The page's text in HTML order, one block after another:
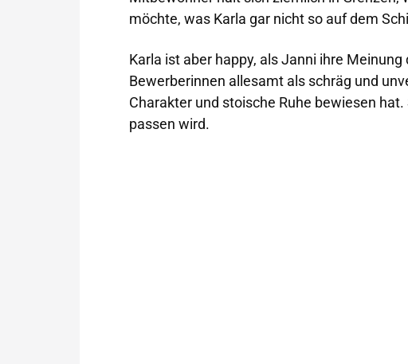
möchte, was Karla gar nicht so auf dem
Karla ist aber happy, als Janni ihre
Bewerberinnen allesamt als schräg und
Charakter und stoische Ruhe bewiesen
passen wird.